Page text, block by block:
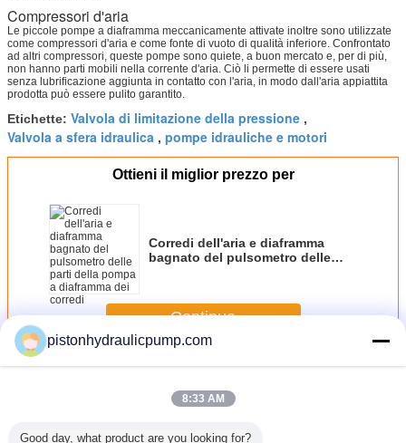
Compressori d'aria
Le piccole pompe a diaframma meccanicamente attivate inoltre sono utilizzate
come compressori d'aria e come fonte di vuoto di qualità inferiore. Confrontato
ad altri compressori, queste pompe sono quiete, a buon mercato e, per di più,
non hanno parti mobili nella corrente d'aria. Ciò li permette di essere usati
senza lubrificazione aggiunta in contatto con l'aria, in modo dall'aria appiattita
prodotta può essere pulito garantito.
Etichette: Valvola di limitazione della pressione ,
Valvola a sfera idraulica , pompe idrauliche e motori
Ottieni il miglior prezzo per
Corredi dell'aria e diaframma
bagnato del pulsometro delle
Continua
PiùParti di pompa idraulica
pistonhydraulicpump.com
8:33 AM
Good day, what product are you looking for?